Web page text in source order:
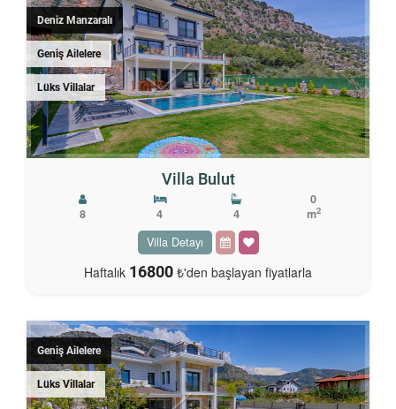
Deniz Manzaralı
Geniş Ailelere
Lüks Villalar
Villa Bulut
8 4 4
0
m2
Villa Detayı
Haftalık 16800 ₺'den başlayan fiyatlarla
Geniş Ailelere
Lüks Villalar